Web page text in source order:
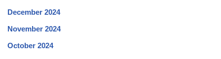
December 2024
November 2024
October 2024